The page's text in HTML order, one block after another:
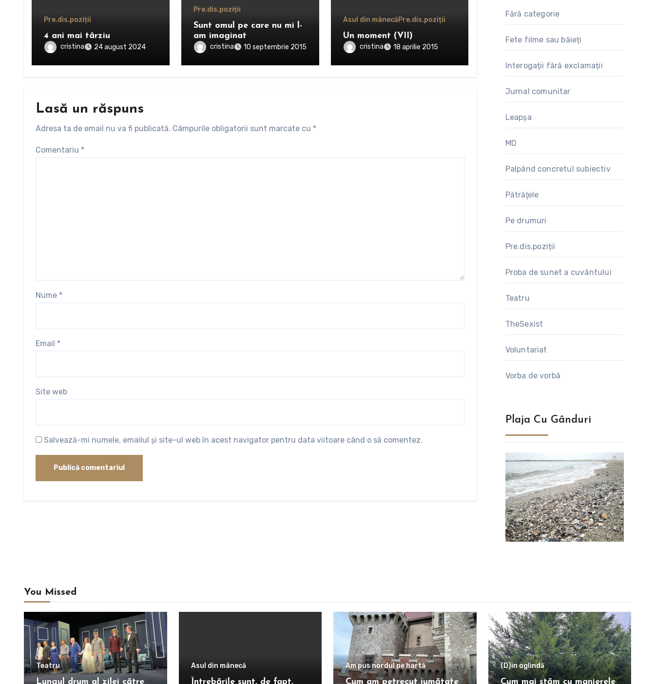
Pre.dis.poziții
4 ani mai târziu
cristina 24 august 2024
Pre.dis.poziții
Sunt omul pe care nu mi l-
am imaginat
cristina 10 septembrie 2015
Asul din mânecă Pre.dis.poziții
Un moment (VII)
cristina 18 aprilie 2015
Lasă un răspuns
Adresa ta de email nu va fi publicată. Câmpurile obligatorii sunt marcate cu *
Comentariu *
Nume *
Email *
Site web
Salvează-mi numele, emailul și site-ul web în acest navigator pentru data viitoare când o să comentez.
Fără categorie
Fete filme sau băieți
Interogații fără exclamații
Jurnal comunitar
Leapșa
MD
Palpând concretul subiectiv
Pătrăţele
Pe drumuri
Pre.dis.poziții
Proba de sunet a cuvântului
Teatru
TheSexist
Voluntariat
Vorba de vorbă
Plaja Cu Gânduri
You Missed
Teatru
Lungul drum al zilei către
Asul din mânecă
Întrebările sunt, de fapt,
Am pus nordul pe hartă
Cum am petrecut jumătate
(D)in oglindă
Cum mai stăm cu manierele